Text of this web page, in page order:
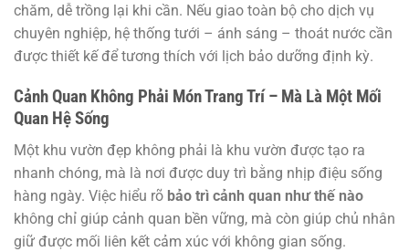
chăm, dễ trồng lại khi cần. Nếu giao toàn bộ cho dịch vụ
chuyên nghiệp, hệ thống tưới – ánh sáng – thoát nước cần
được thiết kế để tương thích với lịch bảo dưỡng định kỳ.
Cảnh Quan Không Phải Món Trang Trí – Mà Là Một Mối
Quan Hệ Sống
Một khu vườn đẹp không phải là khu vườn được tạo ra
nhanh chóng, mà là nơi được duy trì bằng nhịp điệu sống
hàng ngày. Việc hiểu rõ bảo trì cảnh quan như thế nào
không chỉ giúp cảnh quan bền vững, mà còn giúp chủ nhân
giữ được mối liên kết cảm xúc với không gian sống.